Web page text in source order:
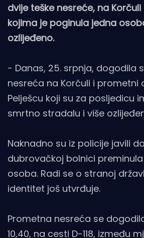
dvije teške nesreće, na Korčuli
kojima je poginula jedna
ozlijeđeno.
- Danas, 25. srpnja, dogodila
nesreća na Korčuli i prometni
Pelješcu koji su za posljedicu
smrtno stradalu i više
Naknadno su iz policije javili
dubrovačkoj bolnici
osoba. Radi se o stranoj
identitet još utvrđuje.
Prometna nesreća se
10,40, na cesti D-118, između